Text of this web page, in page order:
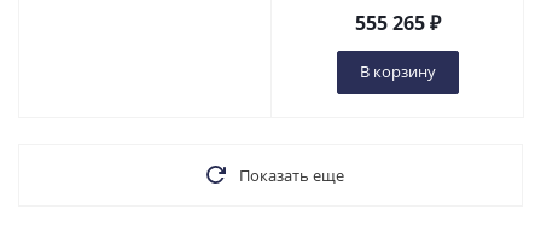
555 265₽
В корзину
Показать еще